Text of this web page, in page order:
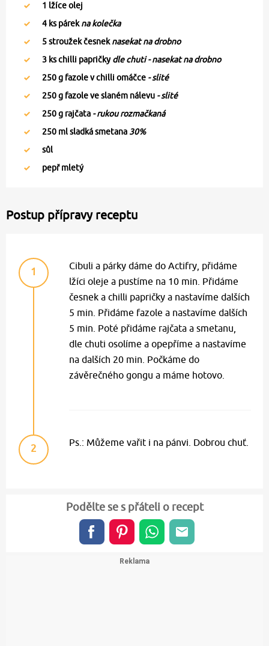
1 lžíce olej
4 ks párekna kolečka
5stroužek česneknasekat na drobno
3 ks chilli papričkydle chuti - nasekat na drobno
250g fazole v chilli omáčce - slité
250g fazole ve slaném nálevu - slité
250g rajčata - rukou rozmačkaná
250 ml sladká smetana 30%
sůl
pepř mletý
Postup přípravy receptu
1
Cibuli a párky dáme do Actifry, přidáme
lžíci oleje a pustíme na 10 min. Přidáme
česnek a chilli papričky a nastavíme dalších
5 min. Přidáme fazole a nastavíme dalších
5 min. Poté přidáme rajčata a smetanu,
dle chuti osolíme a opepříme a nastavíme
na dalších 20 min. Počkáme do
závěrečného gongu a máme hotovo.
2 Ps.: Můžeme vařit i na pánvi. Dobrou chuť.
Podělte se s přáteli o recept